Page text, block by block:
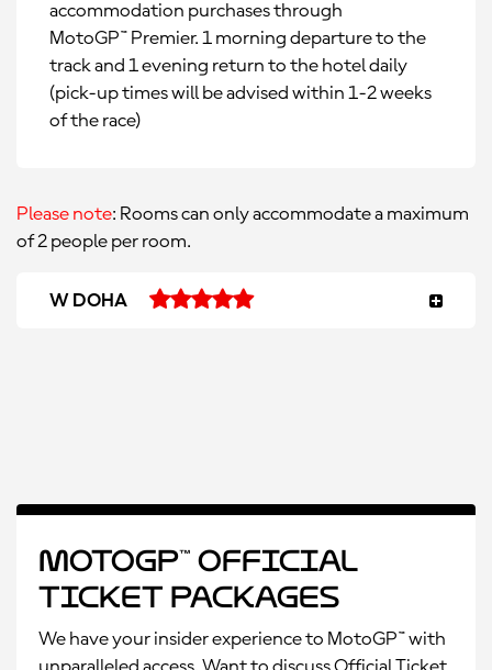
accommodation purchases through
MotoGP™ Premier. 1 morning departure to the
track and 1 evening return to the hotel daily
(pick-up times will be advised within 1-2 weeks
of the race)
Please note: Rooms can only accommodate a maximum
of 2 people per room.
W DOHA
MotoGP™ Official
Ticket Packages
We have your insider experience to MotoGP™ with